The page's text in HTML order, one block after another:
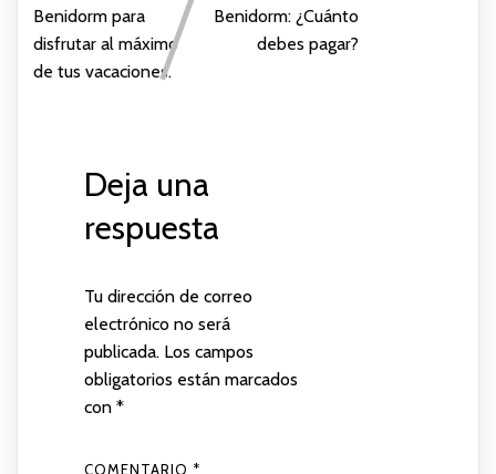
Benidorm para
disfrutar al máximo
de tus vacaciones.
Benidorm: ¿Cuánto
debes pagar?
Deja una
respuesta
Tu dirección de correo
electrónico no será
publicada. Los campos
obligatorios están marcados
con *
COMENTARIO *